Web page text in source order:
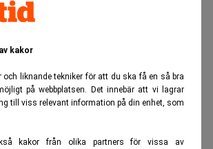
kakor
och liknande tekniker för att du ska få en så bra
på webbplatsen. Det innebär att vi lagrar
till viss relevant information på din enhet, som
kakor från olika partners för vissa av
sammankomster och offentliga
Även maxantalet för privata
bort. Försvinner gör också de